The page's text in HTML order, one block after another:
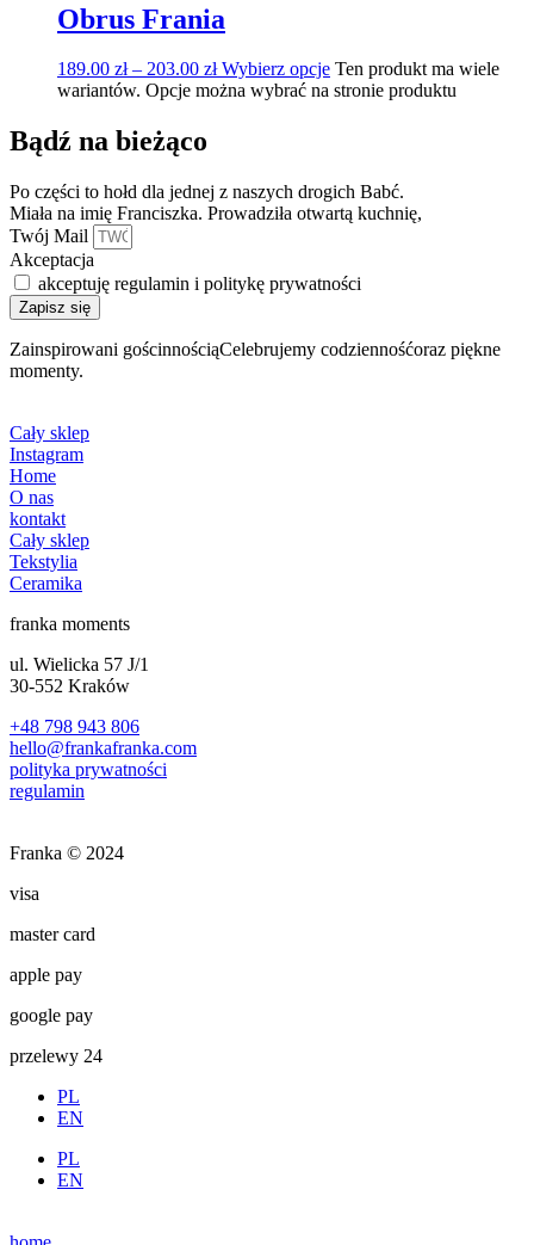
Obrus Frania
189.00 zł– 203.00 zł Wybierz opcje Ten produkt ma wiele
wariantów. Opcje można wybrać na stronie produktu
Bądź na bieżąco
Po części to hołd dla jednej z naszych drogich Babć.
Miała na imię Franciszka. Prowadziła otwartą kuchnię,
Twój Mail
Akceptacja
akceptuję regulamin i politykę prywatności
Zapisz się
Zainspirowani gościnnościąCelebrujemy codziennośćoraz piękne
momenty.
Cały sklep
Instagram
Home
O nas
kontakt
Cały sklep
Tekstylia
Ceramika
franka moments
ul. Wielicka 57 J/1
30-552 Kraków
+48 798 943 806
hello@frankafranka.com
polityka prywatności
regulamin
Franka © 2024
visa
master card
apple pay
google pay
przelewy 24
PL
EN
PL
EN